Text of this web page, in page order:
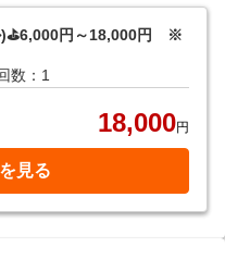
)⛳️6,000円～18,000円 ※
数：1
18,000円
見る